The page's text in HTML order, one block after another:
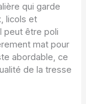
qui garde
licols et
peut être poli
mat pour
abordable, ce
de la tresse